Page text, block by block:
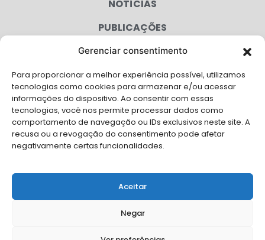
Gerenciar consentimento
Para proporcionar a melhor experiência possível, utilizamos
tecnologias como cookies para armazenar e/ou acessar
informações do dispositivo. Ao consentir com essas
tecnologias, você nos permite processar dados como
comportamento de navegação ou IDs exclusivos neste site. A
recusa ou a revogação do consentimento pode afetar
negativamente certas funcionalidades.
Aceitar
Negar
NOTÍCIAS
PUBLICAÇÕES
CONGRESSO
AGENDA
CAMPANHAS
SERVIÇOS
FILIADAS
FALE CONOSCO
Solicite Apoio Institucional da AMB para o seu evento